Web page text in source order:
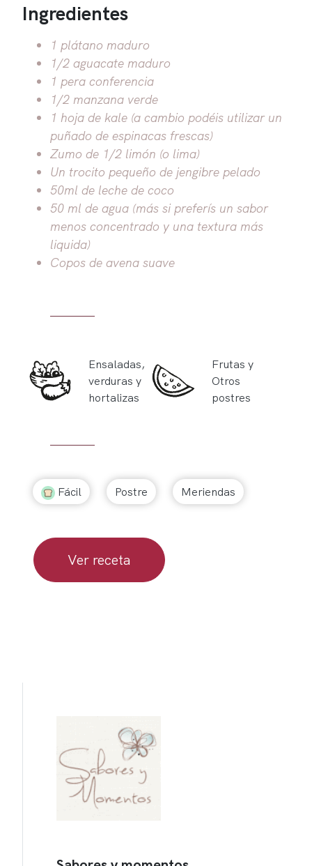
Ingredientes
1 plátano maduro
1/2 aguacate maduro
1 pera conferencia
1/2 manzana verde
1 hoja de kale (a cambio podéis utilizar un
puñado de espinacas frescas)
Zumo de 1/2 limón (o lima)
Un trocito pequeño de jengibre pelado
50ml de leche de coco
50 ml de agua (más si preferís un sabor
menos concentrado y una textura más
liquida)
Copos de avena suave
Ensaladas,
verduras y
hortalizas
Frutas y
Otros
postres
Fácil Postre Meriendas
Ver receta